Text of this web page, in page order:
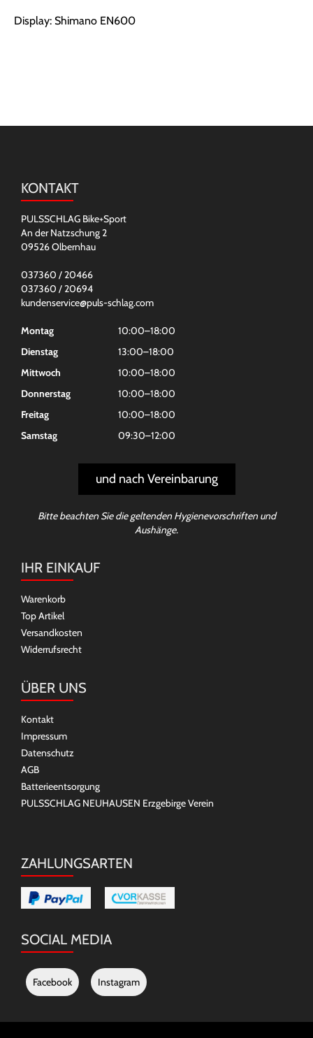
Display: Shimano EN600
KONTAKT
PULSSCHLAG Bike+Sport
An der Natzschung 2
09526 Olbernhau
037360 / 20466
037360 / 20694
kundenservice@puls-schlag.com
Montag
10:00–18:00
Dienstag
13:00–18:00
Mittwoch
10:00–18:00
Donnerstag
10:00–18:00
Freitag
10:00–18:00
Samstag
09:30–12:00
und nach Vereinbarung
Bitte beachten Sie die geltenden Hygienevorschriften und
Aushänge.
IHR EINKAUF
Warenkorb
Top Artikel
Versandkosten
Widerrufsrecht
ÜBER UNS
Kontakt
Impressum
Datenschutz
AGB
Batterieentsorgung
PULSSCHLAG NEUHAUSEN Erzgebirge Verein
ZAHLUNGSARTEN
SOCIAL MEDIA
Facebook Instagram